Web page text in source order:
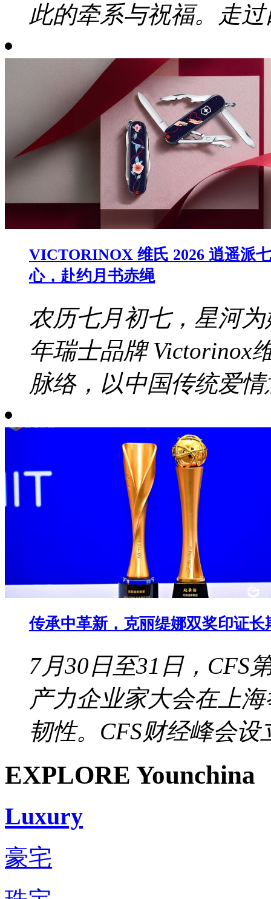
此的牵系与祝福。走
VICTORINOX 维氏 2026 逍遥派
心，赴约月书赤绳
农历七月初七，星河
年瑞士品牌 Victorinox
脉络，以中国传统爱情
传承中革新，克丽缇娜双奖印证长
7月30日至31日，CFS
产力企业家大会在上
韧性。CFS财经峰会设
EXPLORE Younchina
Luxury
豪宅